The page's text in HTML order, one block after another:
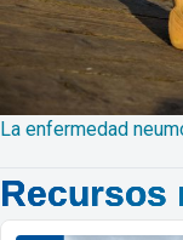
La enfermedad
Recursos